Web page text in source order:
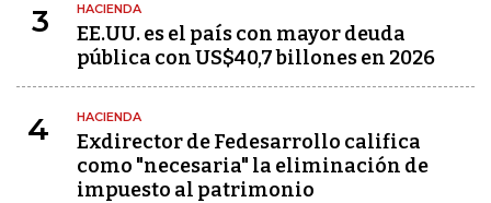
3 HACIENDA
EE.UU. es el país con mayor deuda
pública con US$40,7 billones en 2026
4 HACIENDA
Exdirector de Fedesarrollo califica
como "necesaria" la eliminación de
impuesto al patrimonio